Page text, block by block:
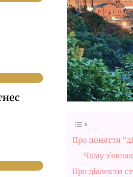
Про поняття
Чому
Про діалекти